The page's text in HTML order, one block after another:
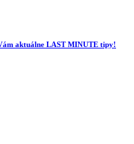
aktuálne LAST MINUTE tipy!